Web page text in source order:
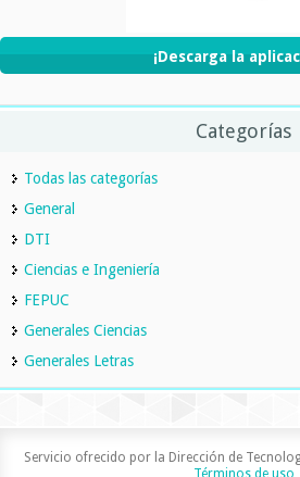
¡Descarga la
Categorías
Todas las categorías
General
DTI
Ciencias e Ingeniería
FEPUC
Generales Ciencias
Generales Letras
Servicio ofrecido por la Dirección de
Términos de uso